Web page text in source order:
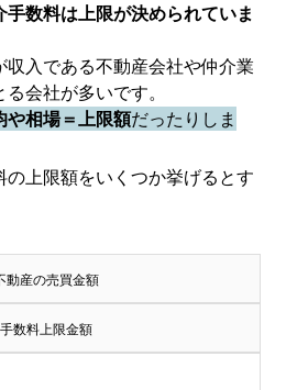
数料は上限が決められていま
入である不動産会社や仲介業
会社が多いです。
や相場＝上限額だったりしま
上限額をいくつか挙げるとす
動産の売買金額
手数料上限金額